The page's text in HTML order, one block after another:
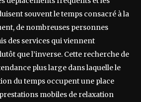
souvent le temps consacré à la
de nombreuses personnes
des services qui viennent
que l’inverse. Cette recherche de
plus large dans laquelle le
du temps occupent une place
mobiles de relaxation